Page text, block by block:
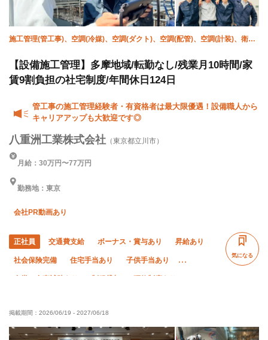
施工管理(管工事)、空調(冷媒)、空調(ダクト)、空調(配管)、空調(計装)、衛生
【設備施工管理】多摩地域/転勤なし/残業月10時間/家
賃9割負担の社宅制度/年間休日124日
管工事の施工管理経験者・有資格者は最大限優遇！設備職人から
キャリアアップも大歓迎です◎
八重洲工業株式会社 （東京都立川市）
月給：30万円〜77万円
勤務地：東京
会社PR動画あり
正社員 交通費支給 ボーナス・賞与あり 昇給あり
社会保険完備 住宅手当あり 子供手当あり
有資格者優遇 女性活躍中
直帰・直行OK 土日休み 完全週休二日制
気になる
掲載期間： 2026/06/19 - 2027/06/18